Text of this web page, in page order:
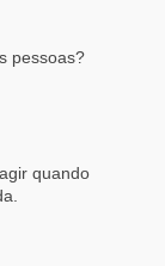
pessoas?
quando